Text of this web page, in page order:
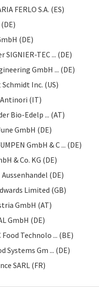
FERLO S.A. (ES)
(DE)
SIGNIER-TEC ... (DE)
GmbH ... (DE)
Inc. (US)
(IT)
Bio-Edelp ... (AT)
GmbH (DE)
GmbH & C ... (DE)
& Co. KG (DE)
(DE)
Limited (GB)
GmbH (AT)
GmbH (DE)
Food Technolo ... (BE)
Systems Gm ... (DE)
SARL (FR)